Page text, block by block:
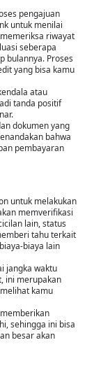
pengajuan
untuk menilai
riwayat
seberapa
bulannya. Proses
yang bisa kamu
atau
tanda positif
dokumen yang
bahwa
pembayaran
untuk melakukan
memverifikasi
lain, status
tahu terkait
biaya lain
jangka waktu
ini merupakan
kamu
sehingga ini bisa
besar akan